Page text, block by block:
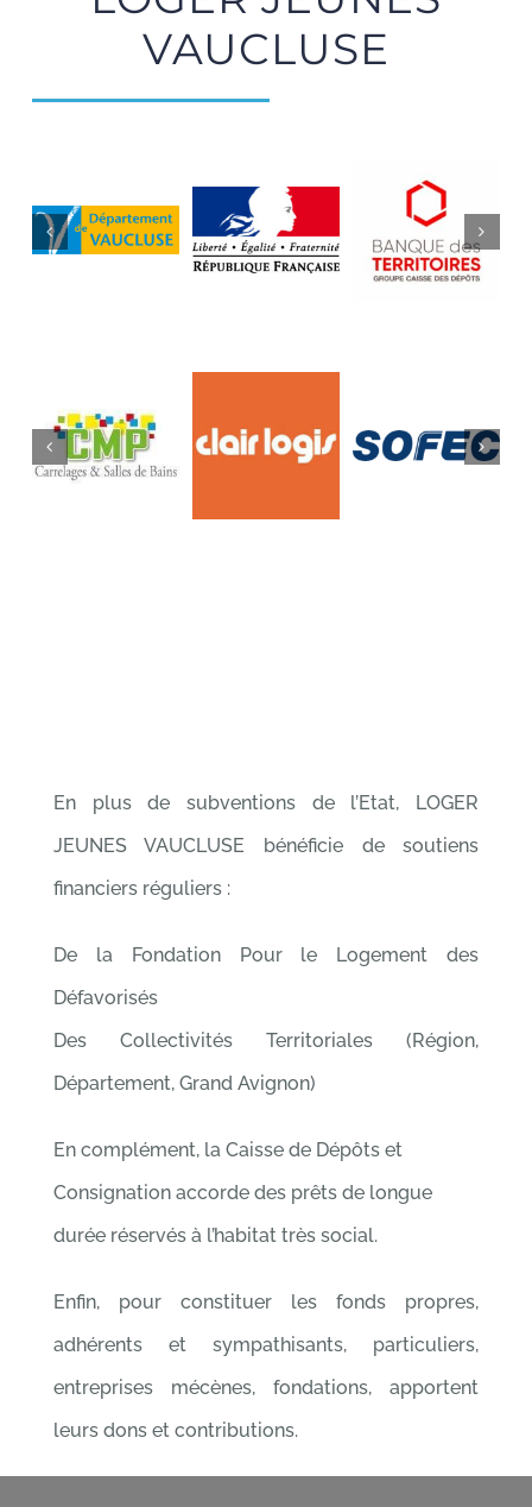
VAUCLUSE
En plus de subventions de l’Etat, LOGER
JEUNES VAUCLUSE bénéficie de soutiens
financiers réguliers :
De la Fondation Pour le Logement des
Défavorisés
Des Collectivités Territoriales (Région,
Département, Grand Avignon)
En complément, la Caisse de Dépôts et
Consignation accorde des prêts de longue
durée réservés à l’habitat très social.
Enfin, pour constituer les fonds propres,
adhérents et sympathisants, particuliers,
entreprises mécènes, fondations, apportent
leurs dons et contributions.